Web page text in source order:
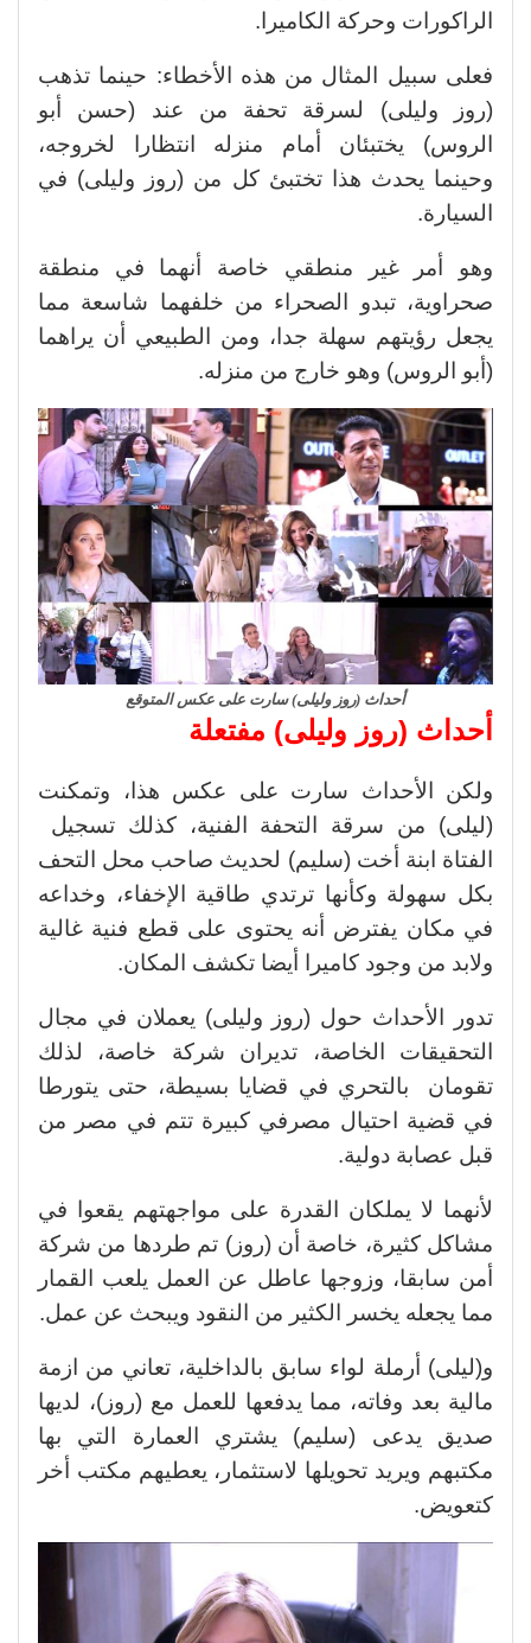
الراكورات وحركة الكاميرا.
فعلى سبيل المثال من هذه الأخطاء: حينما تذهب
(روز وليلى) لسرقة تحفة من عند (حسن أبو
الروس) يختبئان أمام منزله انتظارا لخروجه،
وحينما يحدث هذا تختبئ كل من (روز وليلى) في
السيارة.
وهو أمر غير منطقي خاصة أنهما في منطقة
صحراوية، تبدو الصحراء من خلفهما شاسعة مما
يجعل رؤيتهم سهلة جدا، ومن الطبيعي أن يراهما
(أبو الروس) وهو خارج من منزله.
أحداث (روز وليلى) سارت على عكس المتوقع
أحداث (روز وليلى) مفتعلة
ولكن الأحداث سارت على عكس هذا، وتمكنت
(ليلى) من سرقة التحفة الفنية، كذلك تسجيل
الفتاة ابنة أخت (سليم) لحديث صاحب محل التحف
بكل سهولة وكأنها ترتدي طاقية الإخفاء، وخداعه
في مكان يفترض أنه يحتوى على قطع فنية غالية
ولابد من وجود كاميرا أيضا تكشف المكان.
تدور الأحداث حول (روز وليلى) يعملان في مجال
التحقيقات الخاصة، تديران شركة خاصة، لذلك
تقومان بالتحري في قضايا بسيطة، حتى يتورطا
في قضية احتيال مصرفي كبيرة تتم في مصر من
قبل عصابة دولية.
لأنهما لا يملكان القدرة على مواجهتهم يقعوا في
مشاكل كثيرة، خاصة أن (روز) تم طردها من شركة
أمن سابقا، وزوجها عاطل عن العمل يلعب القمار
مما يجعله يخسر الكثير من النقود ويبحث عن عمل.
و(ليلى) أرملة لواء سابق بالداخلية، تعاني من ازمة
مالية بعد وفاته، مما يدفعها للعمل مع (روز)، لديها
صديق يدعى (سليم) يشتري العمارة التي بها
مكتبهم ويريد تحويلها لاستثمار، يعطيهم مكتب أخر
كتعويض.